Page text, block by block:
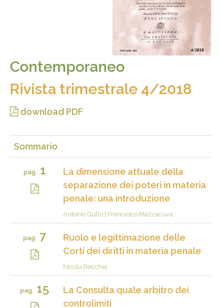
Contemporaneo
Rivista trimestrale 4/2018
download PDF
Sommario
pag.1
La dimensione attuale della
separazione dei poteri in materia
penale: una introduzione
Antonio Gullo Francesco Mazzacuva
pag. 7
Ruolo e legittimazione delle
Corti dei diritti in materia penale
Nicola Recchia
pag.15
La Consulta quale arbitro dei
controlimiti